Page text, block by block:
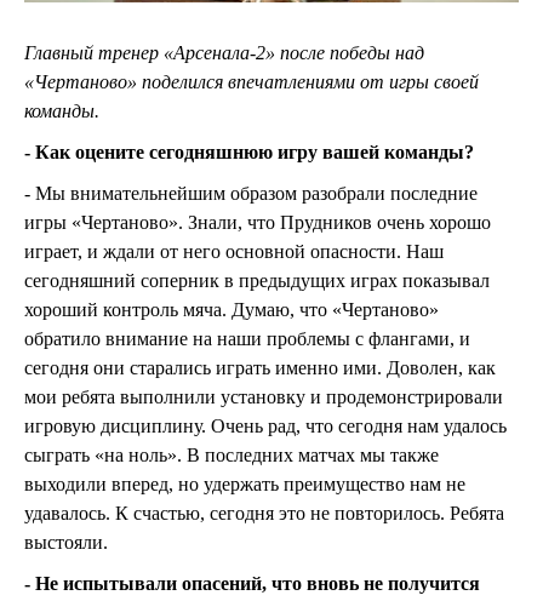
Главный тренер «Арсенала-2» после победы над
«Чертаново» поделился впечатлениями от игры своей
команды.
- Как оцените сегодняшнюю игру вашей команды?
- Мы внимательнейшим образом разобрали последние
игры «Чертаново». Знали, что Прудников очень хорошо
играет, и ждали от него основной опасности. Наш
сегодняшний соперник в предыдущих играх показывал
хороший контроль мяча. Думаю, что «Чертаново»
обратило внимание на наши проблемы с флангами, и
сегодня они старались играть именно ими. Доволен, как
мои ребята выполнили установку и продемонстрировали
игровую дисциплину. Очень рад, что сегодня нам удалось
сыграть «на ноль». В последних матчах мы также
выходили вперед, но удержать преимущество нам не
удавалось. К счастью, сегодня это не повторилось. Ребята
выстояли.
- Не испытывали опасений, что вновь не получится